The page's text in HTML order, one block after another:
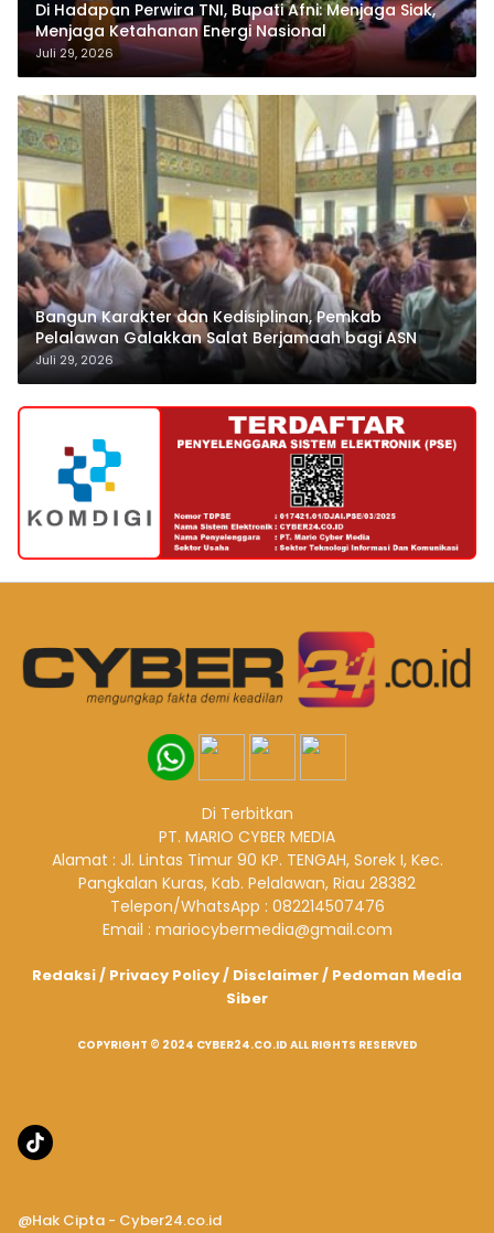
Di Hadapan Perwira TNI, Bupati Afni: Menjaga Siak,
Menjaga Ketahanan Energi Nasional
Juli 29, 2026
Bangun Karakter dan Kedisiplinan, Pemkab
Pelalawan Galakkan Salat Berjamaah bagi ASN
Juli 29, 2026
Di Terbitkan
PT. MARIO CYBER MEDIA
Alamat : Jl. Lintas Timur 90 KP. TENGAH, Sorek I, Kec.
Pangkalan Kuras, Kab. Pelalawan, Riau 28382
Telepon/WhatsApp : 082214507476
Email : mariocybermedia@gmail.com
Redaksi/ Privacy Policy/ Disclaimer/ Pedoman Media
Siber
COPYRIGHT © 2024 CYBER24.CO.ID ALL RIGHTS RESERVED
@Hak Cipta - Cyber24.co.id